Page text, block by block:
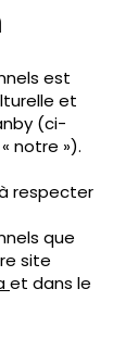
est
et
(ci-
notre »).
respecter
que
site
et dans le